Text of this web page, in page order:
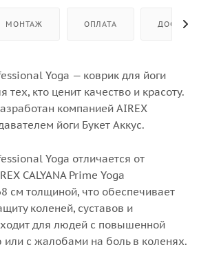
МОНТАЖ ОПЛАТА
Yoga — коврик для йоги
тех, кто ценит качество и красоту.
компанией AIREX
йоги Букет Аккус.
Yoga отличается от
CALYANA Prime Yoga
см толщиной, что обеспечивает
коленей, суставов и
для людей с повышенной
или с жалобами на боль в коленях.